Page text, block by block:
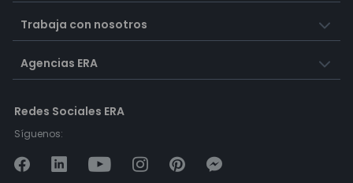
Trabaja con nosotros
Agencias ERA
Redes Sociales ERA
Síguenos: